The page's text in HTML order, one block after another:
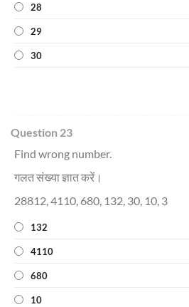
28
29
30
Question 23
Find wrong number.
गलत संख्या ज्ञात करें।
28812, 4110, 680, 132, 30, 10, 3
132
4110
680
10